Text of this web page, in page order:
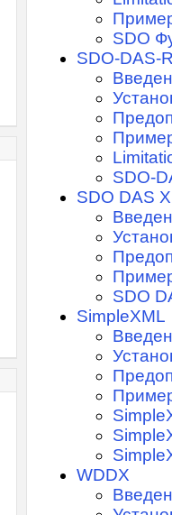
SDO
SDO-DAS-
SDO-
SDO DAS
SDO
SimpleXML
WDDX